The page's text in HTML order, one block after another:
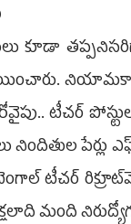
కూడా
నియామకాలు
టీచర్‌
నిందితుల
టీచర్‌
మంది